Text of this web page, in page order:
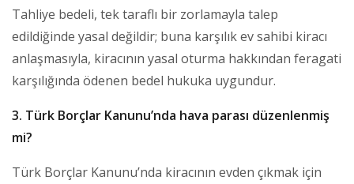
Tahliye bedeli, tek taraflı bir zorlamayla talep
edildiğinde yasal değildir; buna karşılık ev sahibi kiracı
anlaşmasıyla, kiracının yasal oturma hakkından feragati
karşılığında ödenen bedel hukuka uygundur.
3. Türk Borçlar Kanunu’nda hava parası düzenlenmiş
mi?
Türk Borçlar Kanunu’nda kiracının evden çıkmak için